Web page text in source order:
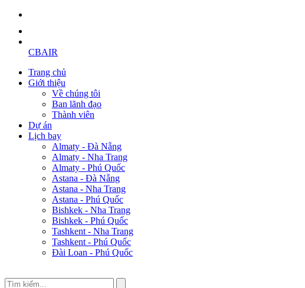
CBAIR
Trang chủ
Giới thiệu
Về chúng tôi
Ban lãnh đạo
Thành viên
Dự án
Lịch bay
Almaty - Đà Nẵng
Almaty - Nha Trang
Almaty - Phú Quốc
Astana - Đà Nẵng
Astana - Nha Trang
Astana - Phú Quốc
Bishkek - Nha Trang
Bishkek - Phú Quốc
Tashkent - Nha Trang
Tashkent - Phú Quốc
Đài Loan - Phú Quốc